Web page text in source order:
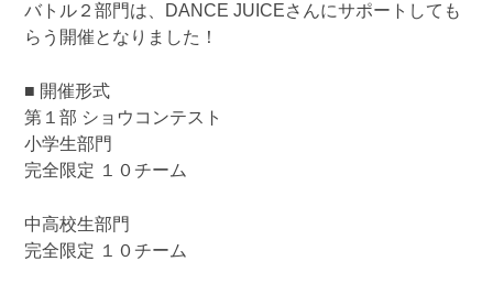
バトル２部門は、DANCE JUICEさんにサポートしても
らう開催となりました！
■ 開催形式
第１部 ショウコンテスト
小学生部門
完全限定 １０チーム
中高校生部門
完全限定 １０チーム